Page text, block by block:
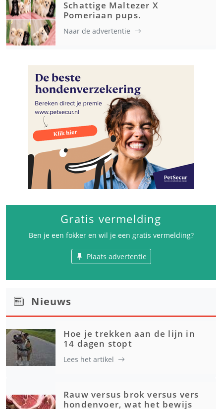
Schattige Maltezer X
Pomeriaan pups.
Naar de advertentie
Gratis vermelding
Ben je een fokker en wil je een gratis vermelding?
Plaats advertentie
Nieuws
Hoe je trekken aan de lijn in
14 dagen stopt
Lees het artikel
Rauw versus brok versus vers
hondenvoer, wat het bewijs